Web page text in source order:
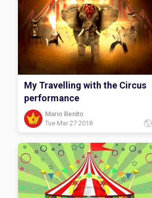
My Travelling with the Circus
performance
Mario Benito
Tue Mar 27 2018